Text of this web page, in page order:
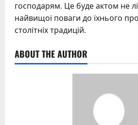
господарям. Це буде актом не
найвищої поваги до їхнього
столітніх традицій.
ABOUT THE AUTHOR